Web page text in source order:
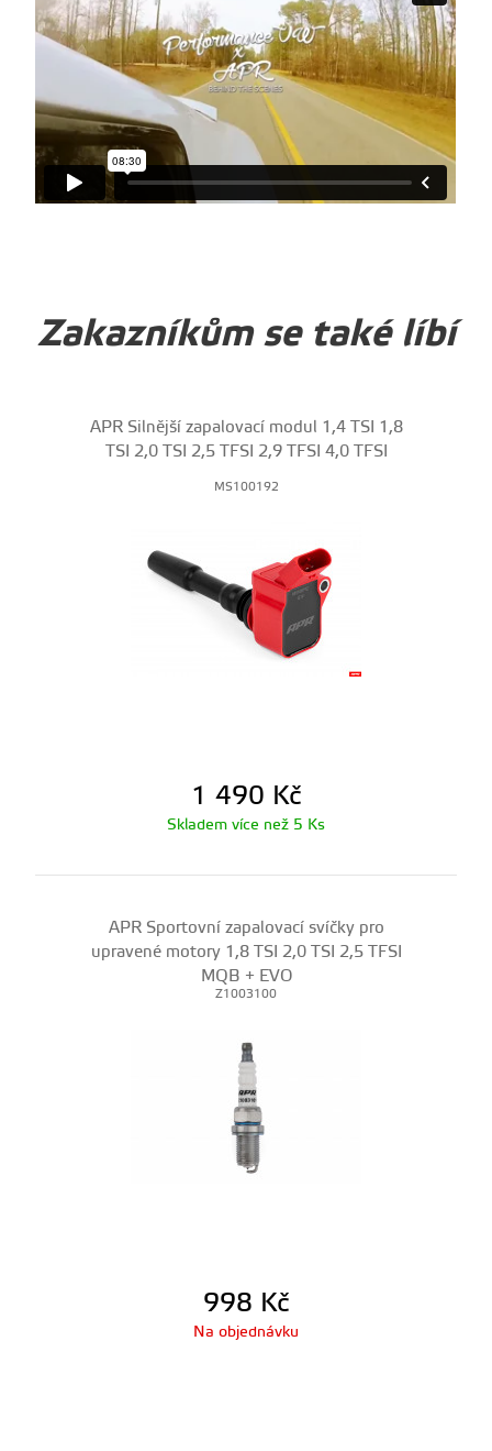
Zakazníkům se také líbí
APR Silnější zapalovací modul 1,4 TSI 1,8
TSI 2,0 TSI 2,5 TFSI 2,9 TFSI 4,0 TFSI
MS100192
1 490 Kč
Skladem více než 5 Ks
APR Sportovní zapalovací svíčky pro
upravené motory 1,8 TSI 2,0 TSI 2,5 TFSI
MQB + EVO
Z1003100
998 Kč
Na objednávku